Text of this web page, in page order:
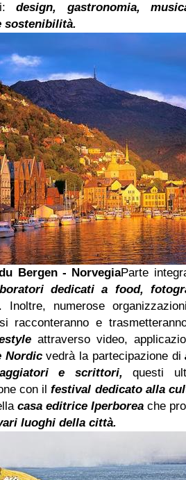
design, gastronomia,
sostenibilità.
Bergen - NorvegiaParte
dedicati a food,
. Inoltre, numerose
racconteranno e
attraverso video,
Nordicvedrà la partecipazione di
e scrittori, questi
con ilfestival dedicato alla
casa editrice Iperborea che
luoghi della città.